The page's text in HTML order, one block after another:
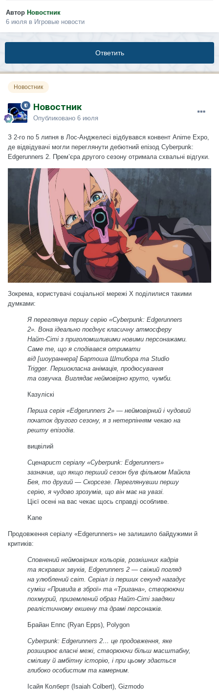
Автор Новостник
6 июля в Игровые новости
Ответить
Новостник
Новостник
Опубликовано 6 июля
З 2-го по 5 липня в Лос-Анджелесі відбувався конвент Anime Expo,
де відвідувачі могли переглянути дебютний епізод Cyberpunk:
Edgerunners 2. Прем’єра другого сезону отримала схвальні відгуки.
Зокрема, користувачі соціальної мережі X поділилися такими
думками:
Я переглянув першу серію «Cyberpunk: Edgerunners
2». Вона ідеально поєднує класичну атмосферу
Найт-Сіті з приголомшливими новими персонажами.
Саме те, що я сподівався отримати
від [шоураннера] Бартоша Штибора та Studio
Trigger. Першокласна анімація, продюсування
та озвучка. Виглядає неймовірно круто, чумби.
Казуліскі
Перша серія «Edgerunners 2» — неймовірний і чудовий
початок другого сезону, я з нетерпінням чекаю на
решту епізодів.
вицвілий
Сценарист серіалу «Cyberpunk: Edgerunners»
зазначив, що якщо перший сезон був фільмом Майкла
Бея, то другий — Скорсезе. Переглянувши першу
серію, я чудово зрозумів, що він має на увазі.
Цієї осені на вас чекає щось справді особливе.
Kane
Продовження серіалу «Edgerunners» не залишило байдужими й
критиків:
Сповнений неймовірних кольорів, розкішних кадрів
та яскравих звуків, Edgerunners 2 — свіжий погляд
на улюблений світ. Серіал із перших секунд нагадує
суміш «Привида в зброї» та «Тригана», створюючи
похмурий, приземлений образ Найт-Сіті завдяки
реалістичному екшену та драмі персонажів.
Брайан Еппс (Ryan Epps), Polygon
Cyberpunk: Edgerunners 2… це продовження, яке
розширює власні межі, створюючи більш масштабну,
сміливу й амбітну історію, і при цьому здається
глибоко особистим та камерним.
Ісайя Колберт (Isaiah Colbert), Gizmodo